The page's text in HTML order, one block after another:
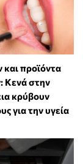
και προϊόντα
Κενά στην
κρύβουν
για την υγεία